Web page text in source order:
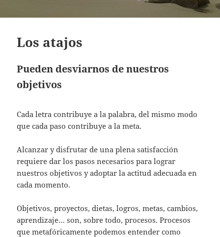
Los atajos
Pueden desviarnos de nuestros
objetivos
Cada letra contribuye a la palabra, del mismo modo
que cada paso contribuye a la meta.
Alcanzar y disfrutar de una plena satisfacción
requiere dar los pasos necesarios para lograr
nuestros objetivos y adoptar la actitud adecuada en
cada momento.
Objetivos, proyectos, dietas, logros, metas, cambios,
aprendizaje… son, sobre todo, procesos. Procesos
que metafóricamente podemos entender como